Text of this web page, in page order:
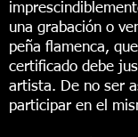
una grabación o
peña flamenca,
certificado debe
artista. De no ser
participar en el